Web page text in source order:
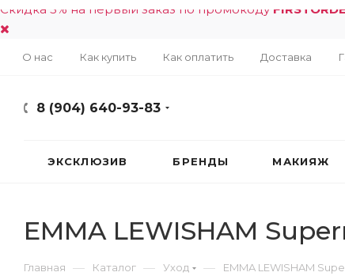
Скидка 5% на первый заказ по промокоду
О нас Как купить Как оплатить Доставка
8 (904) 640-93-83
ЭКСКЛЮЗИВ БРЕНДЫ МАКИЯЖ
EMMA LEWISHAM
Главная — Каталог — Уход — EMMA LEWISHAM